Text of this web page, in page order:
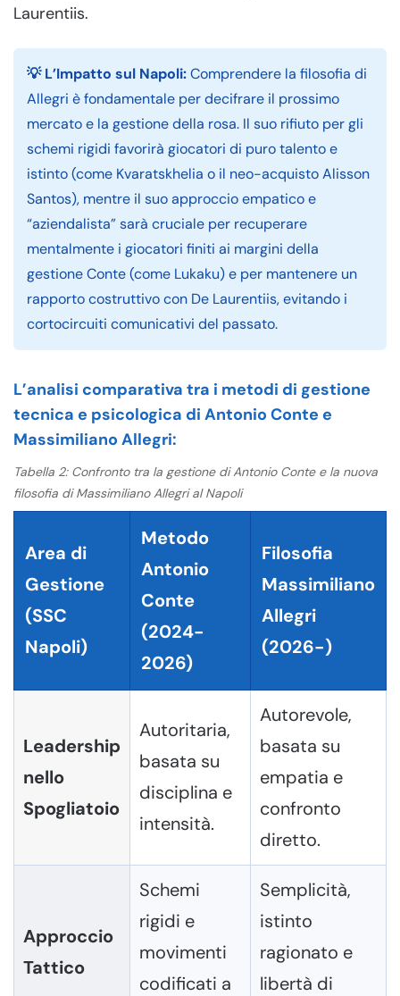
Laurentiis.
💡 L’Impatto sul Napoli:Comprendere la filosofia di
Allegri è fondamentale per decifrare il prossimo
mercato e la gestione della rosa. Il suo rifiuto per gli
schemi rigidi favorirà giocatori di puro talento e
istinto (come Kvaratskhelia o il neo-acquisto Alisson
Santos), mentre il suo approccio empatico e
“aziendalista” sarà cruciale per recuperare
mentalmente i giocatori finiti ai margini della
gestione Conte (come Lukaku) e per mantenere un
rapporto costruttivo con De Laurentiis, evitando i
cortocircuiti comunicativi del passato.
L’analisi comparativa tra i metodi di gestione
tecnica e psicologica di Antonio Conte e
Massimiliano Allegri:
Tabella 2: Confronto tra la gestione di Antonio Conte e la nuova
filosofia di Massimiliano Allegri al Napoli
Area di
Gestione
(SSC
Napoli)
Metodo
Antonio
Conte
(2024-
2026)
Filosofia
Massimiliano
Allegri
(2026-)
Leadership
nello
Spogliatoio
Autoritaria,
basata su
disciplina e
intensità.
Autorevole,
basata su
empatia e
confronto
diretto.
Approccio
Tattico
Schemi
rigidi e
movimenti
codificati a
Semplicità,
istinto
ragionato e
libertà di